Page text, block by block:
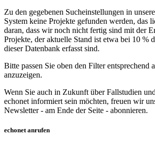
Zu den gegebenen Sucheinstellungen in
System keine Projekte gefunden werden, das
daran, dass wir noch nicht fertig sind mit der
Projekte, der aktuelle Stand ist etwa bei 10 %
dieser Datenbank erfasst sind.
Bitte passen Sie oben den Filter entsprechend
anzuzeigen.
Wenn Sie auch in Zukunft über Fallstudien
echonet informiert sein möchten, freuen wir
Newsletter - am Ende der Seite - abonnieren.
echonet anrufen